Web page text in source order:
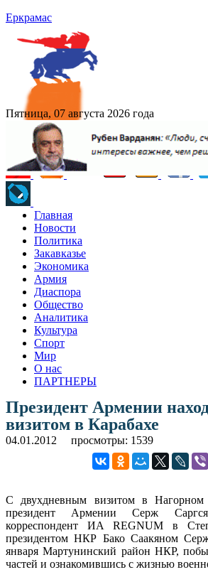
Еркрамас
Пятница, 07 августа 2026 года
Главная
Новости
Политика
Закавказье
Экономика
Армия
Диаспора
Общество
Аналитика
Культура
Спорт
Мир
О нас
ПАРТНЕРЫ
Президент Армении
визитом в Карабахе
04.01.2012 просмотры: 1539
С двухдневным визитом в Нагорном
президент Армении Серж
корреспондент ИА REGNUM в
президентом НКР Бако Саакяном
января Мартунинский район НКР,
частей и ознакомившись с жизнью